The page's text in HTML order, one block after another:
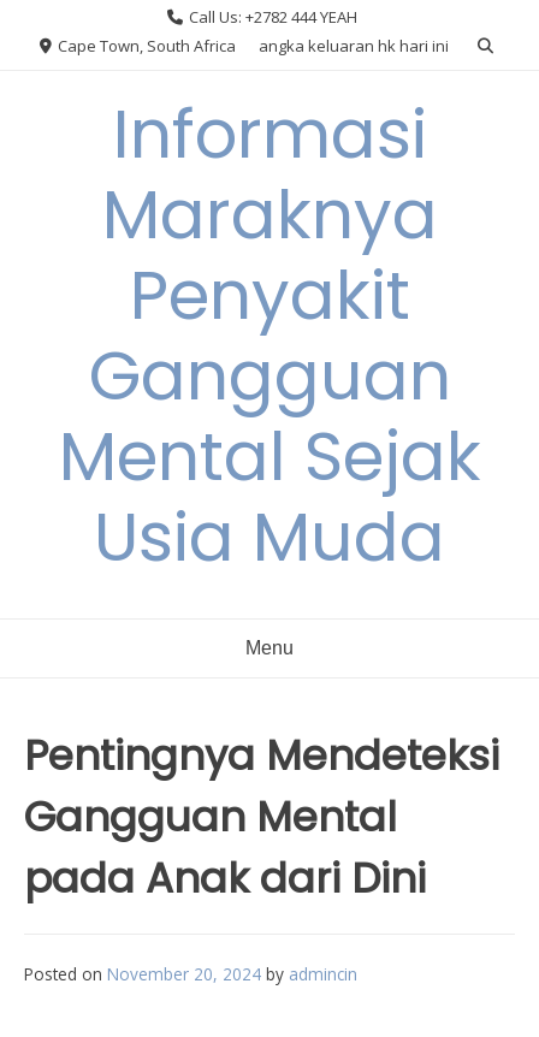
Call Us: +2782 444 YEAH
Cape Town, South Africa
angka keluaran hk hari ini
Informasi
Maraknya
Penyakit
Gangguan
Mental Sejak
Usia Muda
Menu
Pentingnya Mendeteksi
Gangguan Mental
pada Anak dari Dini
Posted on November 20, 2024 by admincin